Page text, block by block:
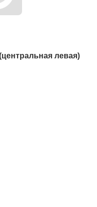
левая)